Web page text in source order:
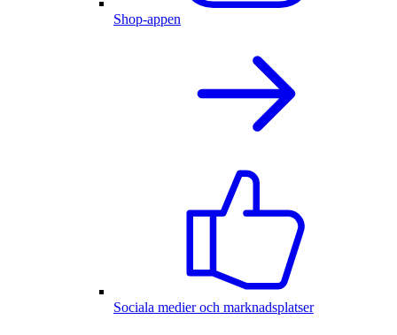
Shop-appen
Sociala medier och marknadsplatser